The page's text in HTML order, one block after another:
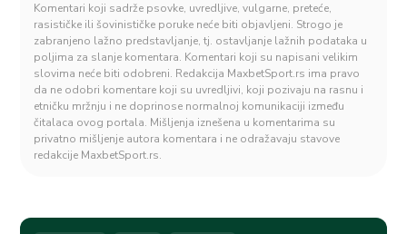
Komentari koji sadrže psovke, uvredljive, vulgarne, preteće,
rasističke ili šovinističke poruke neće biti objavljeni. Strogo je
zabranjeno lažno predstavljanje, tj. ostavljanje lažnih podataka u
poljima za slanje komentara. Komentari koji su napisani velikim
slovima neće biti odobreni. Redakcija MaxbetSport.rs ima pravo
da ne odobri komentare koji su uvredljivi, koji pozivaju na rasnu i
etničku mržnju i ne doprinose normalnoj komunikaciji između
čitalaca ovog portala. Mišljenja iznešena u komentarima su
privatno mišljenje autora komentara i ne odražavaju stavove
redakcije MaxbetSport.rs.